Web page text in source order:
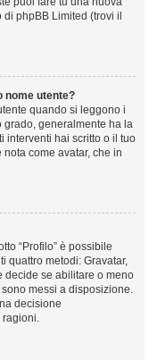
phpBB Limited (trovi il
nome utente?
quando si leggono i
grado, generalmente ha la
interventi hai scritto o il tuo
come avatar, che in
“Profilo” è possibile
quattro metodi: Gravatar,
decide se abilitare o meno
messi a disposizione.
decisione
ragioni.